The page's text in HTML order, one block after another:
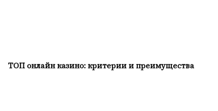
ТОП онлайн казино: критерии и преимущества